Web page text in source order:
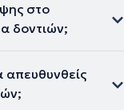
στο
δοντιών;
απευθυνθείς